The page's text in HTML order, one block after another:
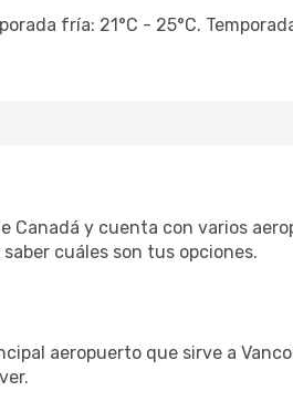
fría: 21°C - 25°C.
y cuenta con varios
cuáles son tus opciones.
aeropuerto que sirve a